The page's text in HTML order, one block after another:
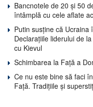
Bancnotele de 20 și 50
întâmplă cu cele aflate
Putin susține că Ucraina
Declarațiile liderului de
cu Kievul
Schimbarea la Față a
Ce nu este bine să faci
Față. Tradițiile și